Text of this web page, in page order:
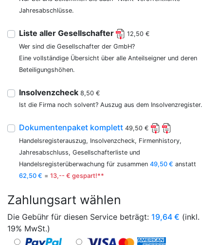
Jahresabschlüsse.
Liste aller Gesellschafter
12,50 €
Wer sind die Gesellschafter der GmbH?
Eine vollständige Übersicht über alle Anteilseigner und deren
Beteiligungshöhen.
Insolvenzcheck 8,50 €
Ist die Firma noch solvent? Auszug aus dem Insolvenzregister.
Dokumentenpaket komplett 49,50 €
Handelsregisterauszug, Insolvenzcheck, Firmenhistory,
Jahresabschluss, Gesellschafterliste und
Handelsregisterüberwachung für zusammen 49,50 € anstatt
62,50 € = 13,-- € gespart!**
Zahlungsart wählen
Die Gebühr für diesen Service beträgt: 19,64 € (inkl.
19% MwSt.)